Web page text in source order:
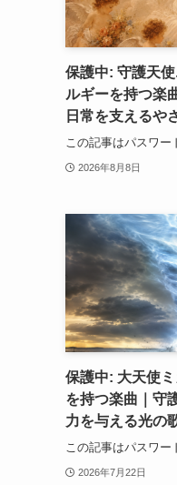
保護中: 守護天
ルギーを持つ楽
日常を支えるや
この記事はパスワー
2026年8月8日
保護中: 大天使
を持つ楽曲｜守
力を与える光の
この記事はパスワー
2026年7月22日